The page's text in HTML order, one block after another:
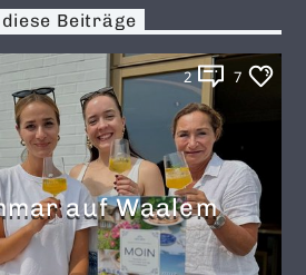
Beiträge
2 7
auf Waalem